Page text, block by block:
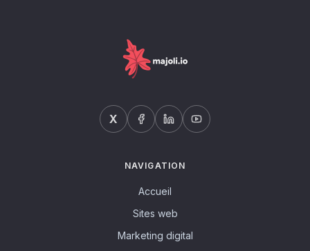
X
NAVIGATION
Accueil
Sites web
Marketing digital